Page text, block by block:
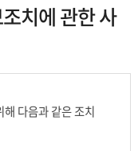
치에 관한 사
다음과 같은 조치